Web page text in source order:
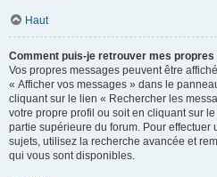
Haut
Comment puis-je retrouver mes
Vos propres messages peuvent être
« Afficher vos messages » dans le
cliquant sur le lien « Rechercher les
votre propre profil ou soit en cliquant sur
partie supérieure du forum. Pour effectuer
sujets, utilisez la recherche avancée et
qui vous sont disponibles.